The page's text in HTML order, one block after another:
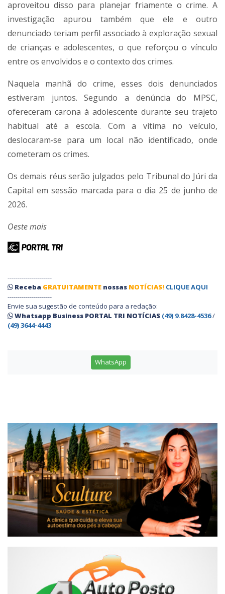
aproveitou disso para planejar friamente o crime. A
investigação apurou também que ele e outro
denunciado teriam perfil associado à exploração sexual
de crianças e adolescentes, o que reforçou o vínculo
entre os envolvidos e o contexto dos crimes.
Naquela manhã do crime, esses dois denunciados
estiveram juntos. Segundo a denúncia do MPSC,
ofereceram carona à adolescente durante seu trajeto
habitual até a escola. Com a vítima no veículo,
deslocaram‑se para um local não identificado, onde
cometeram os crimes.
Os demais réus serão julgados pelo Tribunal do Júri da
Capital em sessão marcada para o dia 25 de junho de
2026.
Oeste mais
----------------------
Receba GRATUITAMENTE nossas NOTÍCIAS! CLIQUE AQUI
----------------------
Envie sua sugestão de conteúdo para a redação:
Whatsapp Business PORTAL TRI NOTÍCIAS (49) 9.8428-4536/
(49) 3644-4443
WhatsApp